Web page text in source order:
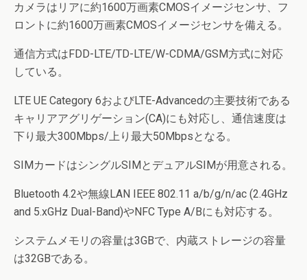
カメラはリアに約1600万画素CMOSイメージセンサ、フ
ロントに約1600万画素CMOSイメージセンサを備える。
通信方式はFDD-LTE/TD-LTE/W-CDMA/GSM方式に対応
している。
LTE UE Category 6およびLTE-Advancedの主要技術である
キャリアアグリゲーション(CA)にも対応し、通信速度は
下り最大300Mbps/上り最大50Mbpsとなる。
SIMカードはシングルSIMとデュアルSIMが用意される。
Bluetooth 4.2や無線LAN IEEE 802.11 a/b/g/n/ac (2.4GHz
and 5.xGHz Dual-Band)やNFC Type A/Bにも対応する。
システムメモリの容量は3GBで、内蔵ストレージの容量
は32GBである。